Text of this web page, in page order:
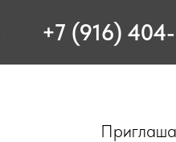
+7 (916)